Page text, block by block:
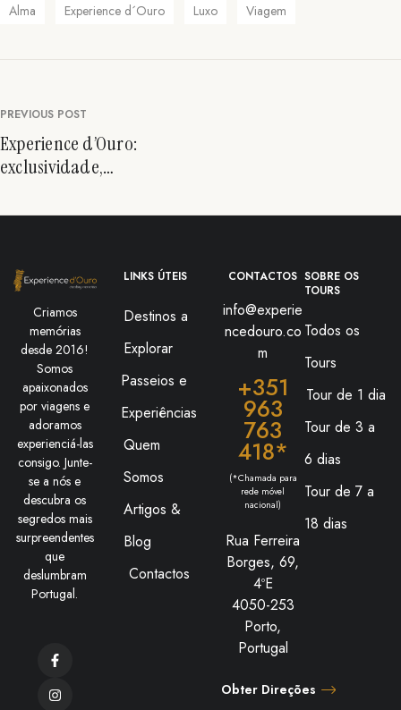
Alma Experience d´Ouro Luxo Viagem
PREVIOUS POST
Experience d’Ouro:
exclusividade,
memórias inesquecíveis
Criamos
memórias
desde 2016!
Somos
apaixonados
por viagens e
adoramos
experienciá-las
consigo. Junte-
se a nós e
descubra os
segredos mais
surpreendentes
que
deslumbram
Portugal.
LINKS ÚTEIS
Destinos a
Explorar
Passeios e
Experiências
Quem
Somos
Artigos &
Blog
Contactos
SOBRE OS
TOURS
Todos os
Tours
Tour de 1 dia
Tour de 3 a
6 dias
Tour de 7 a
18 dias
CONTACTOS
info@experie
ncedouro.co
m
+351
963
763
418*
(*Chamada para
rede móvel
nacional)
Rua Ferreira
Borges, 69,
4ºE
4050-253
Porto,
Portugal
Obter Direções